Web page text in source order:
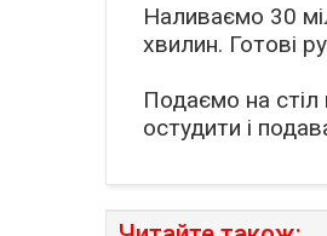
Наливаємо 30
хвилин. Готові
Подаємо на стіл
остудити і